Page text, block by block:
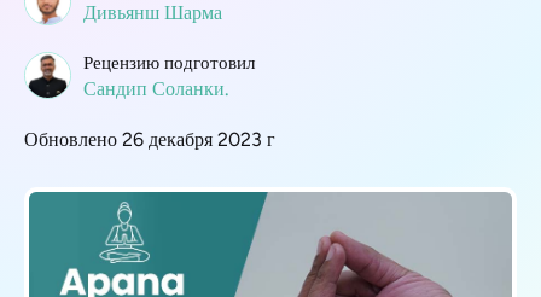
Дивьянш Шарма
Рецензию подготовил
Сандип Соланки.
Обновлено 26 декабря 2023 г